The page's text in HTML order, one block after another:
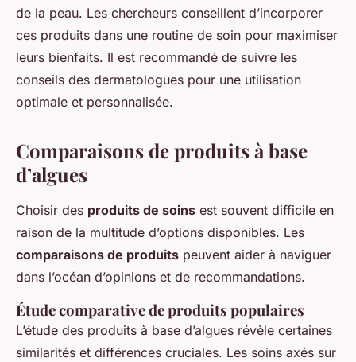
de la peau. Les chercheurs conseillent d’incorporer
ces produits dans une routine de soin pour maximiser
leurs bienfaits. Il est recommandé de suivre les
conseils des dermatologues pour une utilisation
optimale et personnalisée.
Comparaisons de produits à base
d’algues
Choisir des produits de soins est souvent difficile en
raison de la multitude d’options disponibles. Les
comparaisons de produits peuvent aider à naviguer
dans l’océan d’opinions et de recommandations.
Étude comparative de produits populaires
L’étude des produits à base d’algues révèle certaines
similarités et différences cruciales. Les soins axés sur